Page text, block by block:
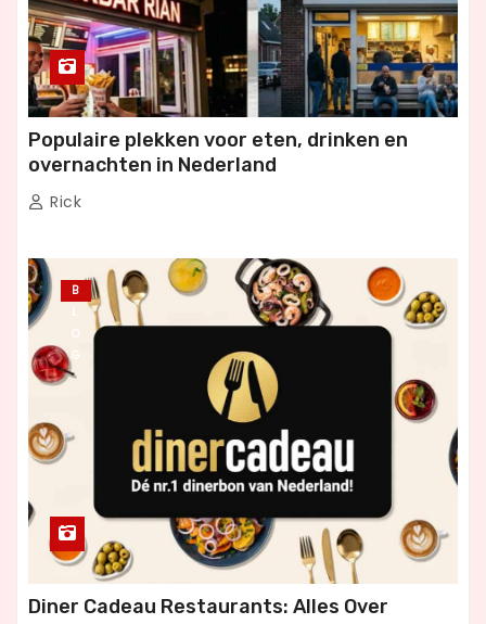
Populaire plekken voor eten, drinken en
overnachten in Nederland
Rick
B
L
O
G
Diner Cadeau Restaurants: Alles Over